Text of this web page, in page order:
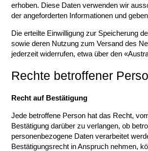
erhoben. Diese Daten verwenden wir
der angeforderten Informationen und
Die erteilte Einwilligung zur Speicherung
sowie deren Nutzung zum Versand des
jederzeit widerrufen, etwa über den
Rechte betroffener
Recht auf Bestätigung
Jede betroffene Person hat das Recht,
Bestätigung darüber zu verlangen, ob
personenbezogene Daten verarbeitet
Bestätigungsrecht in Anspruch nehmen,